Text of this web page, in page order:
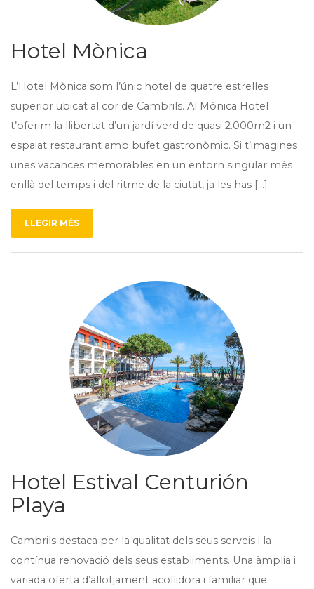
Hotel Mònica
L’Hotel Mònica som l’únic hotel de quatre estrelles
superior ubicat al cor de Cambrils. Al Mònica Hotel
t’oferim la llibertat d’un jardí verd de quasi 2.000m2 i un
espaiat restaurant amb bufet gastronòmic. Si t’imagines
unes vacances memorables en un entorn singular més
enllà del temps i del ritme de la ciutat, ja les has […]
LLEGIR MÉS
Hotel Estival Centurión
Playa
Cambrils destaca per la qualitat dels seus serveis i la
contínua renovació dels seus establiments. Una àmplia i
variada oferta d’allotjament acollidora i familiar que